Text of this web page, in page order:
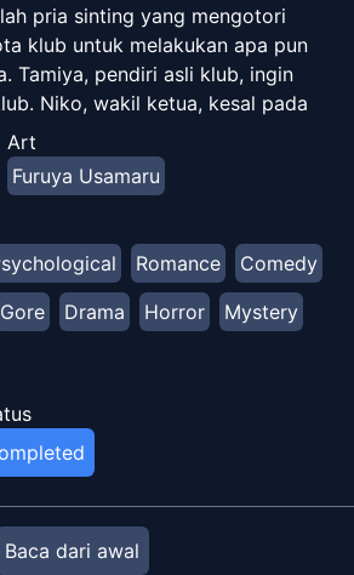
pria sinting yang mengotori
klub untuk melakukan apa pun
Tamiya, pendiri asli klub, ingin
Niko, wakil ketua, kesal pada
dengan Zera. Mereka menculik
AI Raichi jatuh cinta padanya dan
padanya, dan segalanya menjadi
Art
Furuya Usamaru
Romance
Comedy
Gore Drama Horror
Mystery
Baca dari awal